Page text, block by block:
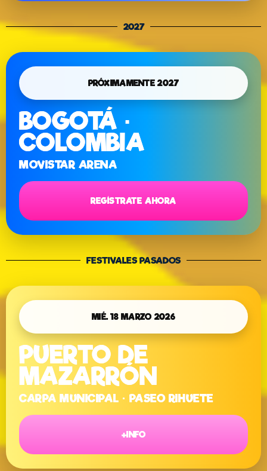
2027
PRÓXIMAMENTE 2027
BOGOTÁ ·
COLOMBIA
MOVISTAR ARENA
REGÍSTRATE AHORA
FESTIVALES PASADOS
MIÉ. 18 MARZO 2026
PUERTO DE
MAZARRÓN
CARPA MUNICIPAL · PASEO RIHUETE
+INFO